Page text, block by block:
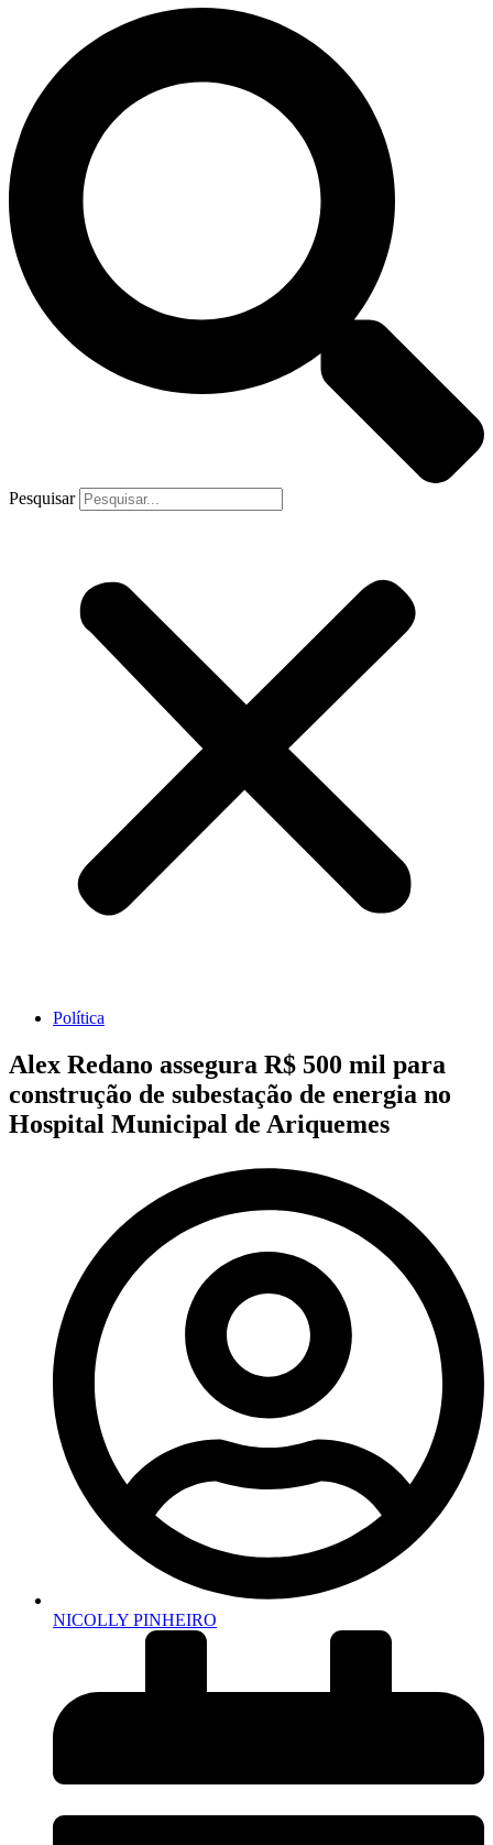
Pesquisar
Política
Alex Redano assegura R$ 500 mil para
construção de subestação de energia no
Hospital Municipal de Ariquemes
NICOLLY PINHEIRO